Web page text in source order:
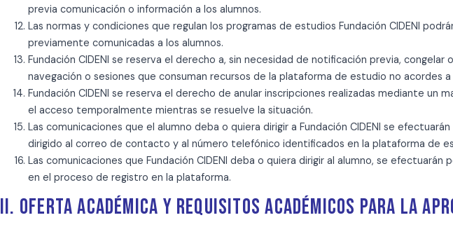
previa comunicación o información a los alumnos.
Las normas y condiciones que regulan los programas de estudios Fundación CIDENI
previamente comunicadas a los alumnos.
Fundación CIDENI se reserva el derecho a, sin necesidad de notificación previa,
navegación o sesiones que consuman recursos de la plataforma de estudio no acordes
Fundación CIDENI se reserva el derecho de anular inscripciones realizadas mediante
el acceso temporalmente mientras se resuelve la situación.
Las comunicaciones que el alumno deba o quiera dirigir a Fundación CIDENI se
dirigido al correo de contacto y al número telefónico identificados en la plataforma de
Las comunicaciones que Fundación CIDENI deba o quiera dirigir al alumno, se
en el proceso de registro en la plataforma.
II. OFERTA ACADÉMICA Y REQUISITOS ACADÉMICOS PARA LA